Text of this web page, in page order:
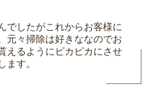
でしたがこれからお客様に
元々掃除は好きななのでお
えるようにピカピカにさせ
ます。